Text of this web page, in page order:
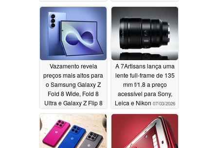
07/18/2026
Vazamento revela
preços mais altos para
o Samsung Galaxy Z
Fold 8 Wide, Fold 8
Ultra e Galaxy Z Flip 8
07/03/2026
A 7Artisans lança uma
lente full-frame de 135
mm f/1.8 a preço
acessível para Sony,
Leica e Nikon 07/03/2026